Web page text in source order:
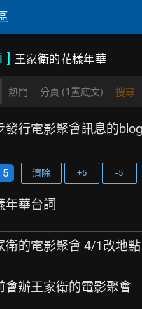
] 王家衛的花樣年華
熱門 分頁 (1置底文) 搜尋
發行電影聚會訊息的blog
5 清除 +5 -5
年華台詞
衛的電影聚會 4/1改地點
會辦王家衛的電影聚會